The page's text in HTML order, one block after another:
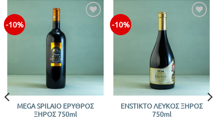
-10%
MEGA SPILAIO ΕΡΥΘΡΟΣ
ΞΗΡΟΣ 750ml
-10%
ENSTIKTO ΛΕΥΚΟΣ ΞΗΡΟΣ
750ml